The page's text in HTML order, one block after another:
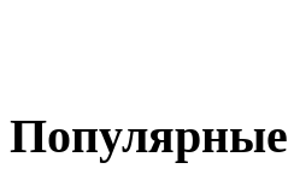
Популярные